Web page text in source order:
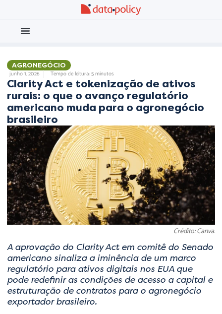
AGRONEGÓCIO
junho 1, 2026 Tempo de leitura: 5 minutos
Clarity Act e tokenização de ativos
rurais: o que o avanço regulatório
americano muda para o agronegócio
brasileiro
Crédito: Canva.
A aprovação do Clarity Act em comitê do Senado
americano sinaliza a iminência de um marco
regulatório para ativos digitais nos EUA que
pode redefinir as condições de acesso a capital e
estruturação de contratos para o agronegócio
exportador brasileiro.